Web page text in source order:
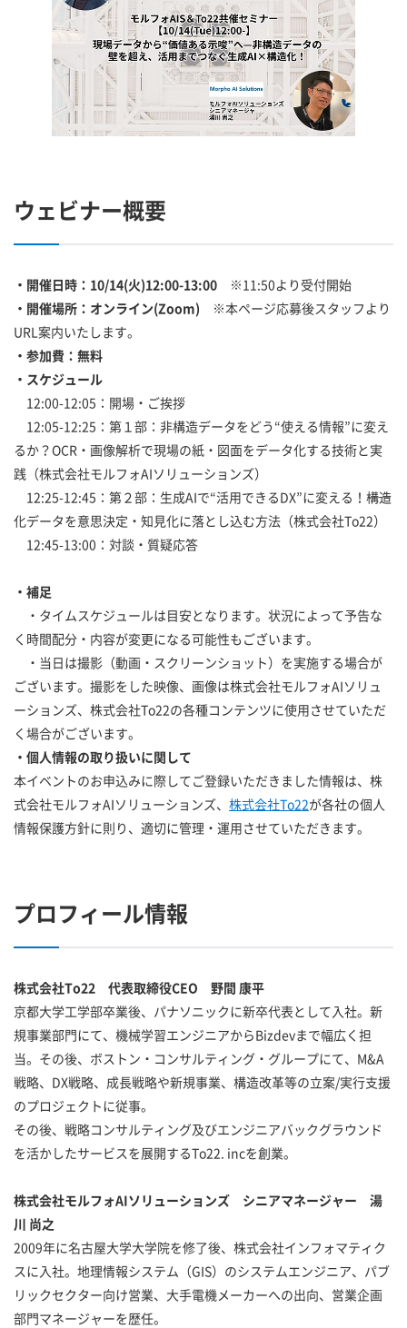
ウェビナー概要
・開催日時：10/14(火)12:00-13:00 ※11:50より受付開始
・開催場所：オンライン(Zoom) ※本ページ応募後スタッフより
URL案内いたします。
・参加費：無料
・スケジュール
12:00-12:05：開場・ご挨拶
12:05-12:25：第１部：非構造データをどう“使える情報”に変え
るか？OCR・画像解析で現場の紙・図面をデータ化する技術と実
践（株式会社モルフォAIソリューションズ）
12:25-12:45：第２部：生成AIで“活用できるDX”に変える！――構造
化データを意思決定・知見化に落とし込む方法（株式会社To22）
12:45-13:00：対談・質疑応答
・補足
・タイムスケジュールは目安となります。状況によって予告な
く時間配分・内容が変更になる可能性もございます。
・当日は撮影（動画・スクリーンショット）を実施する場合が
ございます。撮影をした映像、画像は株式会社モルフォAIソリュ
ーションズ、株式会社To22の各種コンテンツに使用させていただ
く場合がございます。
・個人情報の取り扱いに関して
本イベントのお申込みに際してご登録いただきました情報は、株
式会社モルフォAIソリューションズ、 株式会社To22が各社の個人
情報保護方針に則り、適切に管理・運用させていただきます。
プロフィール情報
株式会社To22 代表取締役CEO 野間 康平
京都大学工学部卒業後、パナソニックに新卒代表として入社。新
規事業部門にて、機械学習エンジニアからBizdevまで幅広く担
当。その後、ボストン・コンサルティング・グループにて、M&A
戦略、DX戦略、成長戦略や新規事業、構造改革等の立案/実行支援
のプロジェクトに従事。
その後、戦略コンサルティング及びエンジニアバックグラウンド
を活かしたサービスを展開するTo22. incを創業。
株式会社モルフォAIソリューションズ シニアマネージャー 湯
川 尚之
2009年に名古屋大学大学院を修了後、株式会社インフォマティク
スに入社。地理情報システム（GIS）のシステムエンジニア、パブ
リックセクター向け営業、大手電機メーカーへの出向、営業企画
部門マネージャーを歴任。